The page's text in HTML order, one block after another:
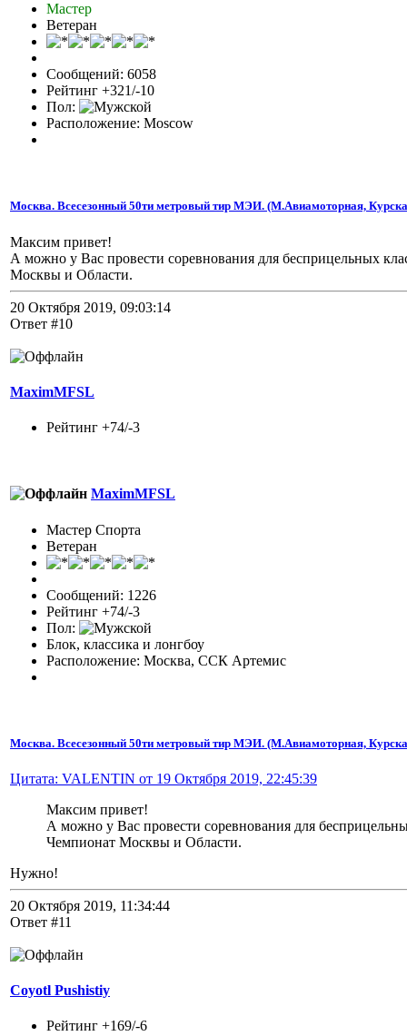
Мастер
Ветеран
Сообщений: 6058
Рейтинг +321/-10
Пол:
Расположение: Moscow
Москва. Всесезонный 50ти метровый тир МЭИ. (М.Авиамоторная,
Максим привет!
А можно у Вас провести соревнования для бесприцельных
Москвы и Области.
20 Октября 2019, 09:03:14
Ответ #10
MaximMFSL
Рейтинг +74/-3
MaximMFSL
Мастер Спорта
Ветеран
Сообщений: 1226
Рейтинг +74/-3
Пол:
Блок, классика и лонгбоу
Расположение: Москва, ССК Артемис
Москва. Всесезонный 50ти метровый тир МЭИ. (М.Авиамоторная,
Цитата: VALENTIN от 19 Октября 2019, 22:45:39
Максим привет!
А можно у Вас провести соревнования для
Чемпионат Москвы и Области.
Нужно!
20 Октября 2019, 11:34:44
Ответ #11
Coyotl Pushistiy
Рейтинг +169/-6